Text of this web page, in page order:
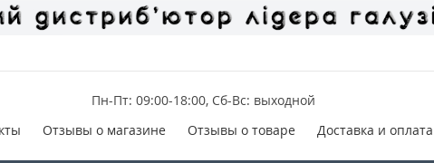
Пн-Пт: 09:00-18:00, Сб-Вс: выходной
Отзывы о магазине Отзывы о товаре Доставка и оплата